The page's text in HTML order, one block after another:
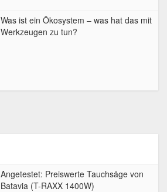
Was ist ein Ökosystem – was hat das mit
Werkzeugen zu tun?
Angetestet: Preiswerte Tauchsäge von
Batavia (T-RAXX 1400W)